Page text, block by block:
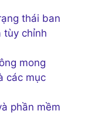
thái ban
tùy chỉnh
mong
các mục
phần mềm